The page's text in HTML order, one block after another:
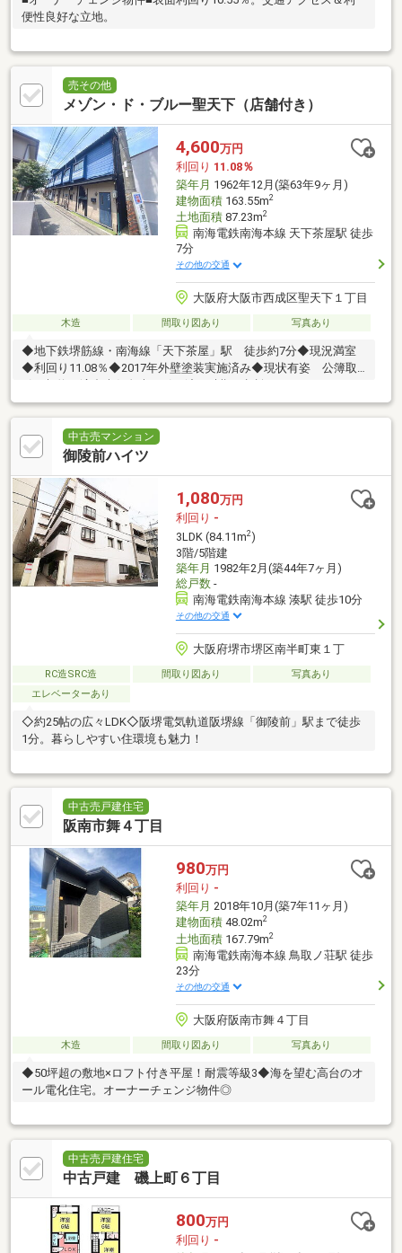
便性良好な立地。
売その他
メゾン・ド・ブルー聖天下（店舗付き）
4,600万円
利回り 11.08％
築年月 1962年12月(築63年9ヶ月)
建物面積163.55m2
土地面積87.23m2
南海電鉄南海本線 天下茶屋駅 徒歩
7分
その他の交通
大阪府大阪市西成区聖天下１丁目
木造 間取り図あり 写真あり
◆地下鉄堺筋線・南海線「天下茶屋」駅 徒歩約7分◆現況満室
◆利回り11.08％◆2017年外壁塗装実施済み◆現状有姿 公簿取
中古売マンション
御陵前ハイツ
1,080万円
利回り -
3LDK (84.11m2)
3階/5階建
築年月 1982年2月(築44年7ヶ月)
総戸数-
南海電鉄南海本線 湊駅 徒歩10分
その他の交通
大阪府堺市堺区南半町東１丁
RC造SRC造 間取り図あり
写真あり
エレベーターあり
◇約25帖の広々LDK◇阪堺電気軌道阪堺線「御陵前」駅まで徒歩
1分。暮らしやすい住環境も魅力！
中古売戸建住宅
阪南市舞４丁目
980万円
利回り -
築年月 2018年10月(築7年11ヶ月)
建物面積48.02m2
土地面積167.79m2
南海電鉄南海本線 鳥取ノ荘駅 徒歩
23分
その他の交通
大阪府阪南市舞４丁目
木造 間取り図あり 写真あり
◆50坪超の敷地×ロフト付き平屋！耐震等級3◆海を望む高台のオ
ール電化住宅。オーナーチェンジ物件◎
中古売戸建住宅
中古戸建 磯上町６丁目
800万円
利回り -